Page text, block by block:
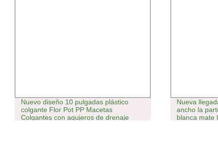
Nuevo diseño 10 pulgadas plástico
colgante Flor Pot PP Macetas
Colgantes con agujeros de drenaje
Nueva
ancho la
blanca mate